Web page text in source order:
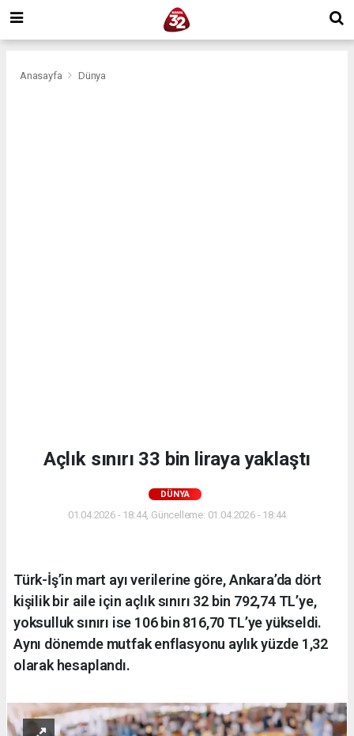
Anasayfa Dünya
Açlık sınırı 33 bin liraya yaklaştı
DÜNYA
01.04.2026 - 18:44, Güncelleme: 01.04.2026 - 18:44
Türk-İş’in mart ayı verilerine göre, Ankara’da dört
kişilik bir aile için açlık sınırı 32 bin 792,74 TL’ye,
yoksulluk sınırı ise 106 bin 816,70 TL’ye yükseldi.
Aynı dönemde mutfak enflasyonu aylık yüzde 1,32
olarak hesaplandı.